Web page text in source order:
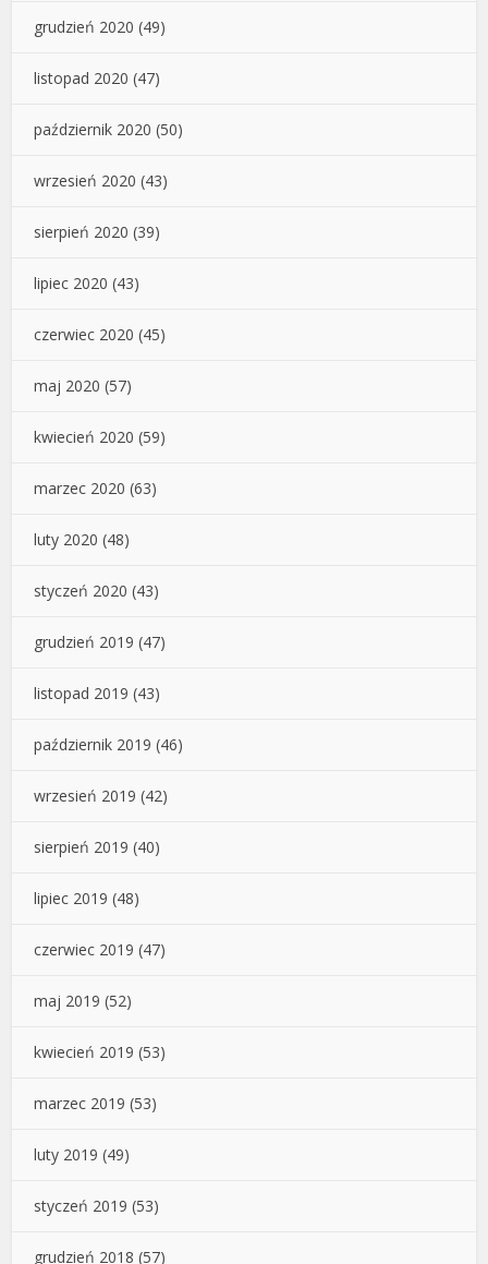
grudzień 2020 (49)
listopad 2020 (47)
październik 2020 (50)
wrzesień 2020 (43)
sierpień 2020 (39)
lipiec 2020 (43)
czerwiec 2020 (45)
maj 2020 (57)
kwiecień 2020 (59)
marzec 2020 (63)
luty 2020 (48)
styczeń 2020 (43)
grudzień 2019 (47)
listopad 2019 (43)
październik 2019 (46)
wrzesień 2019 (42)
sierpień 2019 (40)
lipiec 2019 (48)
czerwiec 2019 (47)
maj 2019 (52)
kwiecień 2019 (53)
marzec 2019 (53)
luty 2019 (49)
styczeń 2019 (53)
grudzień 2018 (57)